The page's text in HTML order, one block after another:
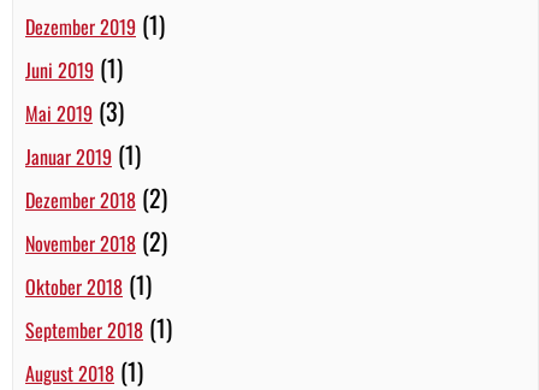
Dezember 2019 (1)
Juni 2019 (1)
Mai 2019 (3)
Januar 2019 (1)
Dezember 2018 (2)
November 2018 (2)
Oktober 2018 (1)
September 2018 (1)
August 2018 (1)